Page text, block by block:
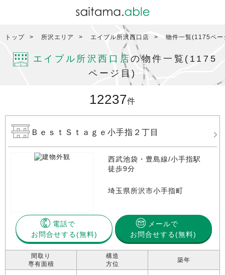
トップ 所沢エリア エイブル所沢西口店 物件一覧(1175ペー
エイブル所沢西口店の物件一覧(1175
ページ目)
12237件
ＢｅｓｔＳｔａｇｅ小手指２丁目
西武池袋・豊島線/小手指駅
徒歩9分
埼玉県所沢市小手指町
電話で
お問合せする
メールで
お問合せする(無料)
間取り
専有面積
構造
方位
築年